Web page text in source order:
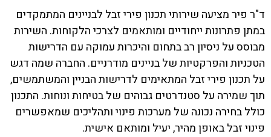
ד"ר פיר מציעה שירותי תכנון פירי זבל לבניינים המתמקדים
במתן פתרונות ייחודיים ומותאמים לצרכי הלקוחות. השירות
מבוסס על ניסיון רב בתחום והיכרות עמוקה עם הדרישות
הטכניות והפרקטיות של בניינים מודרניים. החברה שמה דגש
על תכנון פירי זבל המתאימים לדרישות הבניין והמשתמשים,
תוך שמירה על סטנדרטים גבוהים של בטיחות ונוחות. התכנון
כולל בחירה נכונה של מערכות פינוי ותהליכים שמאפשרים
פינוי זבל באופן מהיר, יעיל ומותאם אישית.